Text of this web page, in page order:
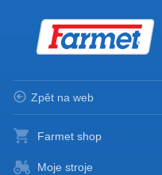
Zpět na web
Farmet shop
Moje stroje